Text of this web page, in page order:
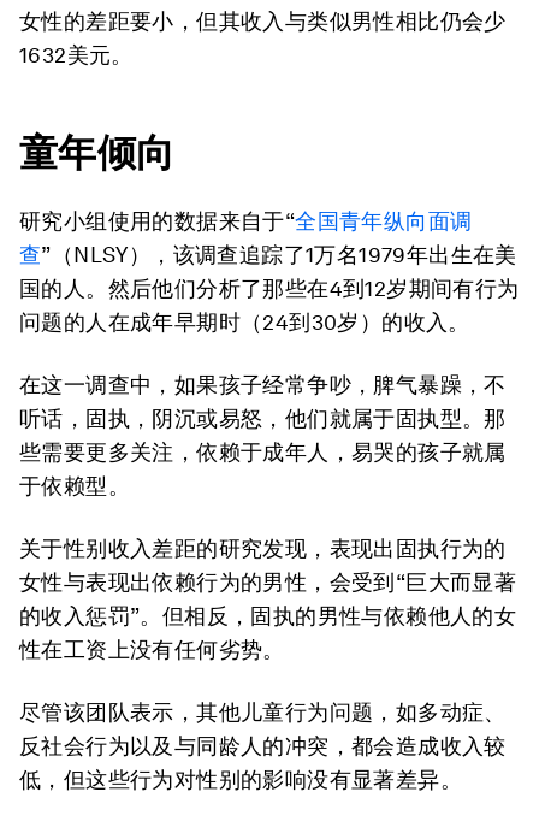
女性的差距要小，但其收入与类似男性相比仍会少
1632美元。
童年倾向
研究小组使用的数据来自于“全国青年纵向面调
查”（NLSY），该调查追踪了1万名1979年出生在美
国的人。然后他们分析了那些在4到12岁期间有行为
问题的人在成年早期时（24到30岁）的收入。
在这一调查中，如果孩子经常争吵，脾气暴躁，不
听话，固执，阴沉或易怒，他们就属于固执型。那
些需要更多关注，依赖于成年人，易哭的孩子就属
于依赖型。
关于性别收入差距的研究发现，表现出固执行为的
女性与表现出依赖行为的男性，会受到“巨大而显著
的收入惩罚”。但相反，固执的男性与依赖他人的女
性在工资上没有任何劣势。
尽管该团队表示，其他儿童行为问题，如多动症、
反社会行为以及与同龄人的冲突，都会造成收入较
低，但这些行为对性别的影响没有显著差异。